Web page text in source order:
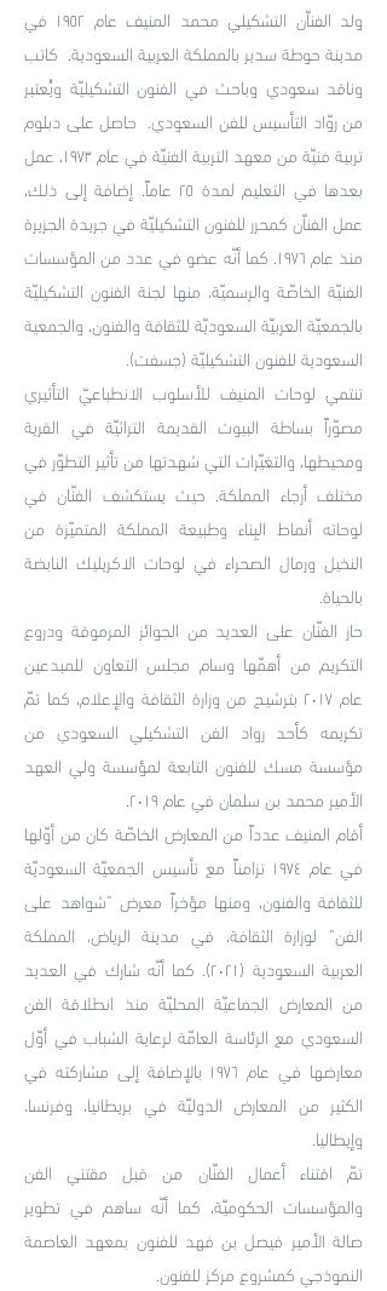
ولد الفناّن التشكيلي محمد المنيف عام ١٩٥٢ في
مدينة حوطة سدير بالمملكة العربية السعودية. كاتب
وناقد سعودي وباحث في الفنون التشكيليّة ويُعتبر
من روّاد التأسيس للفن السعودي. حاصل على دبلوم
تربية فنيّة من معهد التربية الفنيّة في عام ١٩٧٣، عمل
بعدها في التعليم لمدة ٢٥ عاماً. إضافة إلى ذلك،
عمل الفناّن كمحرر للفنون التشكيليّة في جريدة الجزيرة
منذ عام ١٩٧٦. كما أنّه عضو في عدد من المؤسسات
الفنيّة الخاصّة والرسميّة، منها لجنة الفنون التشكيليّة
بالجمعيّة العربيّة السعوديّة للثقافة والفنون، والجمعية
السعودية للفنون التشكيليّة (جسفت).
تنتمي لوحات المنيف للأسلوب الانطباعيّ التأثيري
مصوّراً بساطة البيوت القديمة التراثيّة في القرية
ومحيطها، والتغيّرات التي شهدتها من تأثير التطوّر في
مختلف أرجاء المملكة. حيث يستكشف الفنّان في
لوحاته أنماط البِناء وطبيعة المملكة المتميّزة من
النخيل ورمال الصحراء في لوحات الاكريليك النابضة
بالحياة.
حاز الفنّان على العديد من الجوائز المرموقة ودروع
التكريم من أهمّها وسام مجلس التعاون للمبدعين
عام ٢٠١٧ بترشيح من وزارة الثقافة والإعلام، كما تمّ
تكريمه كأحد رواد الفن التشكيلي السعودي من
مؤسسة مسك للفنون التابعة لمؤسسة ولي العهد
الأمير محمد بن سلمان في عام ٢٠١٩.
أقام المنيف عدداً من المعارض الخاصّة كان من أوّلها
في عام ١٩٧٤ تزامناً مع تأسيس الجمعيّة السعوديّة
للثقافة والفنون، ومنها مؤخراً معرض "شواهد على
الفن" لوزارة الثقافة، في مدينة الرياض، المملكة
العربية السعودية (٢٠٢١). كما أنّه شارك في العديد
من المعارض الجماعيّة المحليّة منذ انطلاقة الفن
السعودي مع الرئاسة العامّة لرعاية الشباب في أوّل
معارضها في عام ١٩٧٦ بالإضافة إلى مشاركته في
الكثير من المعارض الدوليّة في بريطانيا، وفرنسا،
وإيطاليا.
تمّ اقتناء أعمال الفنّان من قبل مقتني الفن
والمؤسسات الحكوميّة، كما أنّه ساهم في تطوير
صالة الأمير فيصل بن فهد للفنون بمعهد العاصمة
النموذجي كمشروع مركز للفنون.